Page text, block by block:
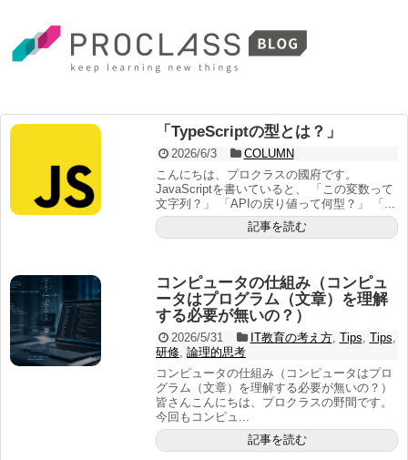
「TypeScriptの型とは？」
2026/6/3
COLUMN
こんにちは、プロクラスの國府です。
JavaScriptを書いていると、 「この変数って
文字列？」 「APIの戻り値って何型？」 「...
記事を読む
コンピュータの仕組み（コンピュ
ータはプログラム（文章）を理解
する必要が無いの？）
2026/5/31 IT教育の考え方, Tips, Tips,
研修, 論理的思考
コンピュータの仕組み（コンピュータはプロ
グラム（文章）を理解する必要が無いの？）
皆さんこんにちは、プロクラスの野間です。
今回もコンピュ...
記事を読む